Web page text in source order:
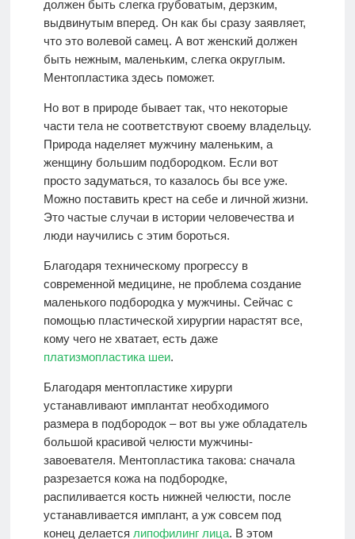
должен быть слегка грубоватым, дерзким,
выдвинутым вперед. Он как бы сразу заявляет,
что это волевой самец. А вот женский должен
быть нежным, маленьким, слегка округлым.
Ментопластика здесь поможет.
Но вот в природе бывает так, что некоторые
части тела не соответствуют своему владельцу.
Природа наделяет мужчину маленьким, а
женщину большим подбородком. Если вот
просто задуматься, то казалось бы все уже.
Можно поставить крест на себе и личной жизни.
Это частые случаи в истории человечества и
люди научились с этим бороться.
Благодаря техническому прогрессу в
современной медицине, не проблема создание
маленького подбородка у мужчины. Сейчас с
помощью пластической хирургии нарастят все,
кому чего не хватает, есть даже
платизмопластика шеи.
Благодаря ментопластике хирурги
устанавливают имплантат необходимого
размера в подбородок – вот вы уже обладатель
большой красивой челюсти мужчины-
завоевателя. Ментопластика такова: сначала
разрезается кожа на подбородке,
распиливается кость нижней челюсти, после
устанавливается имплант, а уж совсем под
конец делается липофилинг лица. В этом